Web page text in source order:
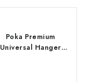
Poka Premium
Universal Hanger